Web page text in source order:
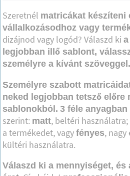
Szeretnél matricákat készíteni
vállalkozásodhoz vagy
dizájnod vagy logód? Válaszd ki
legjobban illő sablont,
személyre a kívánt szöveggel.
Személyre szabott
neked legjobban tetsző előre
sablonokból. 3 féle anyagban
szerint: matt, beltéri használatra;
a termékedet, vagy fényes,
kültéri használatra.
Válaszd ki a mennyiséget, és